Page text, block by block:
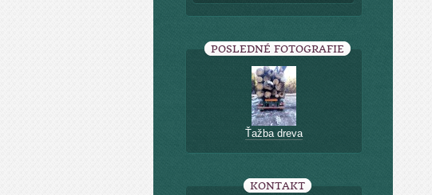
POSLEDNÉ FOTOGRAFIE
Ťažba dreva
KONTAKT